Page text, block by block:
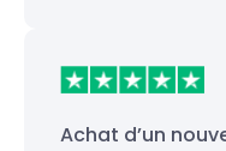
Achat d’un